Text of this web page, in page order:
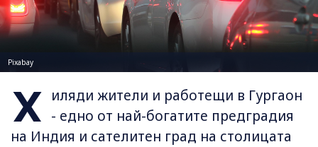
Pixabay
Х
иляди жители и работещи в Гургаон
- едно от най-богатите предградия
на Индия и сателитен град на столицата